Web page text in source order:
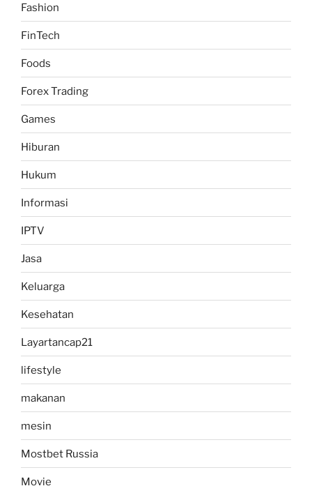
Fashion
FinTech
Foods
Forex Trading
Games
Hiburan
Hukum
Informasi
IPTV
Jasa
Keluarga
Kesehatan
Layartancap21
lifestyle
makanan
mesin
Mostbet Russia
Movie